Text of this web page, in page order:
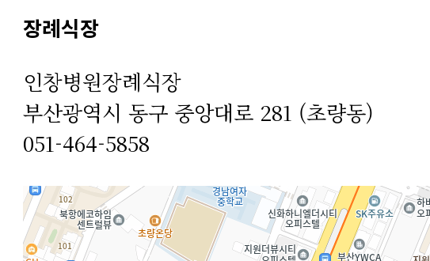
장례식장
인창병원장례식장
부산광역시 동구 중앙대로 281 (초량동)
051-464-5858